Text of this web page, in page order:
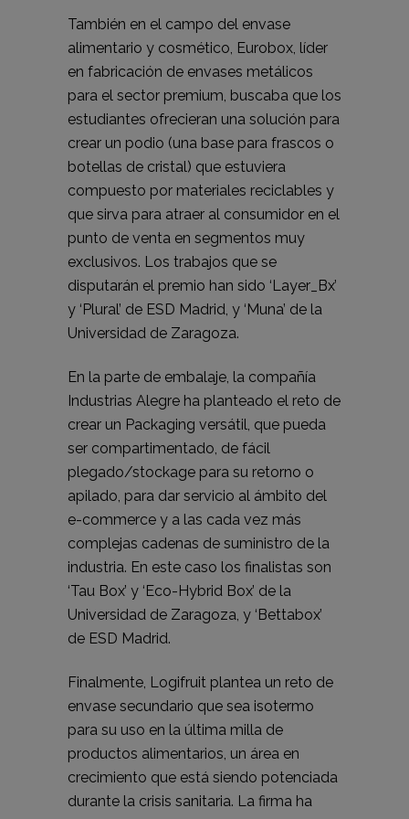
También en el campo del envase
alimentario y cosmético, Eurobox, líder
en fabricación de envases metálicos
para el sector premium, buscaba que los
estudiantes ofrecieran una solución para
crear un podio (una base para frascos o
botellas de cristal) que estuviera
compuesto por materiales reciclables y
que sirva para atraer al consumidor en el
punto de venta en segmentos muy
exclusivos. Los trabajos que se
disputarán el premio han sido ‘Layer_Bx’
y ‘Plural’ de ESD Madrid, y ‘Muna’ de la
Universidad de Zaragoza.
En la parte de embalaje, la compañía
Industrias Alegre ha planteado el reto de
crear un Packaging versátil, que pueda
ser compartimentado, de fácil
plegado/stockage para su retorno o
apilado, para dar servicio al ámbito del
e-commerce y a las cada vez más
complejas cadenas de suministro de la
industria. En este caso los finalistas son
‘Tau Box’ y ‘Eco-Hybrid Box’ de la
Universidad de Zaragoza, y ‘Bettabox’
de ESD Madrid.
Finalmente, Logifruit plantea un reto de
envase secundario que sea isotermo
para su uso en la última milla de
productos alimentarios, un área en
crecimiento que está siendo potenciada
durante la crisis sanitaria. La firma ha